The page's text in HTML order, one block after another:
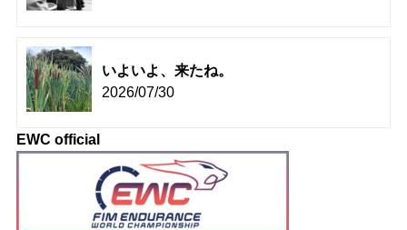
いよいよ、来たね。
2026/07/30
EWC official